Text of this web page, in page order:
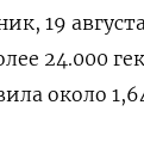
19
24.000
около